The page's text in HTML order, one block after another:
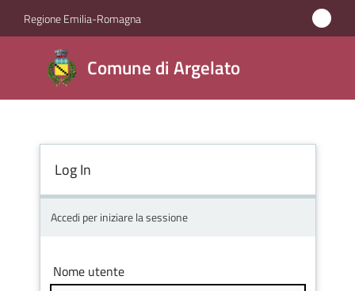
Vai al contenuto
Vai alla navigazione
Vai al footer
Regione Emilia-Romagna
Comune di Argelato
Comune
di
Argelato
Amministrazione
Novità
Servizi
Log In
Accedi per iniziare la sessione
Nome utente